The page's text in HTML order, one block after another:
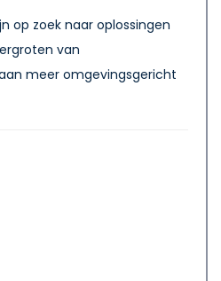
op zoek naar oplossingen
van
meer omgevingsgericht